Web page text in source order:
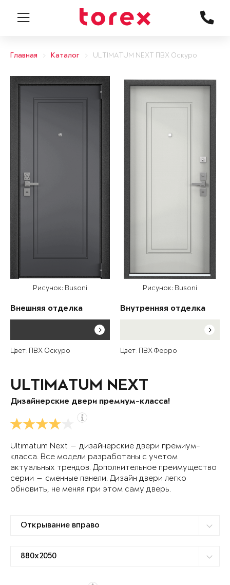
Главная Каталог ULTIMATUM NEXT ПВХ Оскуро
Рисунок: Busoni
Внешняя отделка
Цвет: ПВХ Оскуро
Рисунок: Busoni
Внутренняя отделка
Цвет: ПВХ Ферро
ULTIMATUM NEXT
Дизайнерские двери премиум-класса!
Ultimatum Next — дизайнерские двери премиум-
класса. Все модели разработаны с учетом
актуальных трендов. Дополнительное преимущество
серии — сменные панели. Дизайн двери легко
обновить, не меняя при этом саму дверь.